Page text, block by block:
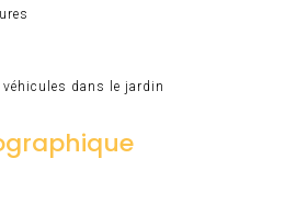
dans le jardin